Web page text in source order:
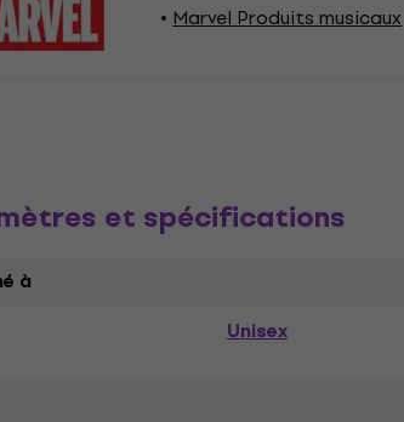
Marvel Produits musicaux
et spécifications
à
Unisex